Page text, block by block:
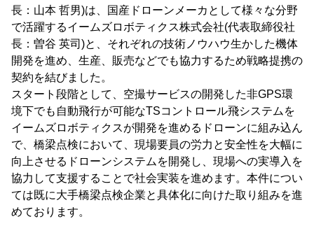
長：山本 哲男)は、国産ドローンメーカとして様々な分野
で活躍するイームズロボティクス株式会社(代表取締役社
長：曽谷 英司)と、それぞれの技術ノウハウ生かした機体
開発を進め、生産、販売などでも協力するため戦略提携の
契約を結びました。
スタート段階として、空撮サービスの開発した非GPS環
境下でも自動飛行が可能なTSコントロール飛システムを
イームズロボティクスが開発を進めるドローンに組み込ん
で、橋梁点検において、現場要員の労力と安全性を大幅に
向上させるドローンシステムを開発し、現場への実導入を
協力して支援することで社会実装を進めます。本件につい
ては既に大手橋梁点検企業と具体化に向けた取り組みを進
めております。